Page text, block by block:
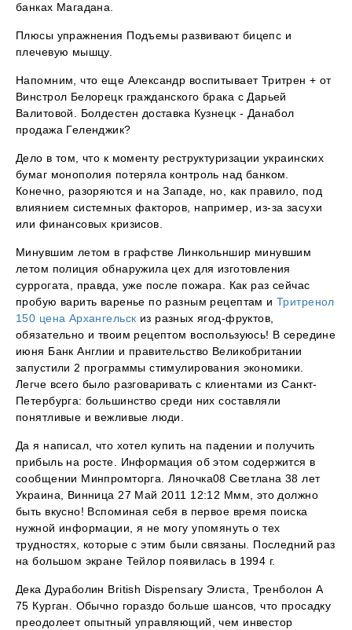
банках Магадана.
Плюсы упражнения Подъемы развивают бицепс и
плечевую мышцу.
Напомним, что еще Александр воспитывает Тритрен + от
Винстрол Белорецк гражданского брака с Дарьей
Валитовой. Болдестен доставка Кузнецк - Данабол
продажа Геленджик?
Дело в том, что к моменту реструктуризации украинских
бумаг монополия потеряла контроль над банком.
Конечно, разоряются и на Западе, но, как правило, под
влиянием системных факторов, например, из-за засухи
или финансовых кризисов.
Минувшим летом в графстве Линкольншир минувшим
летом полиция обнаружила цех для изготовления
суррогата, правда, уже после пожара. Как раз сейчас
пробую варить варенье по разным рецептам иТритренол
150 цена Архангельск из разных ягод-фруктов,
обязательно и твоим рецептом воспользуюсь! В середине
июня Банк Англии и правительство Великобритании
запустили 2 программы стимулирования экономики.
Легче всего было разговаривать с клиентами из Санкт-
Петербурга: большинство среди них составляли
понятливые и вежливые люди.
Да я написал, что хотел купить на падении и получить
прибыль на росте. Информация об этом содержится в
сообщении Минпромторга. Ляночка08 Светлана 38 лет
Украина, Винница 27 Май 2011 12:12 Ммм, это должно
быть вкусно! Вспоминая себя в первое время поиска
нужной информации, я не могу упомянуть о тех
трудностях, которые с этим были связаны. Последний раз
на большом экране Тейлор появилась в 1994 г.
Дека Дураболин British Dispensary Элиста, Тренболон A
75 Курган. Обычно гораздо больше шансов, что просадку
преодолеет опытный управляющий, чем инвестор